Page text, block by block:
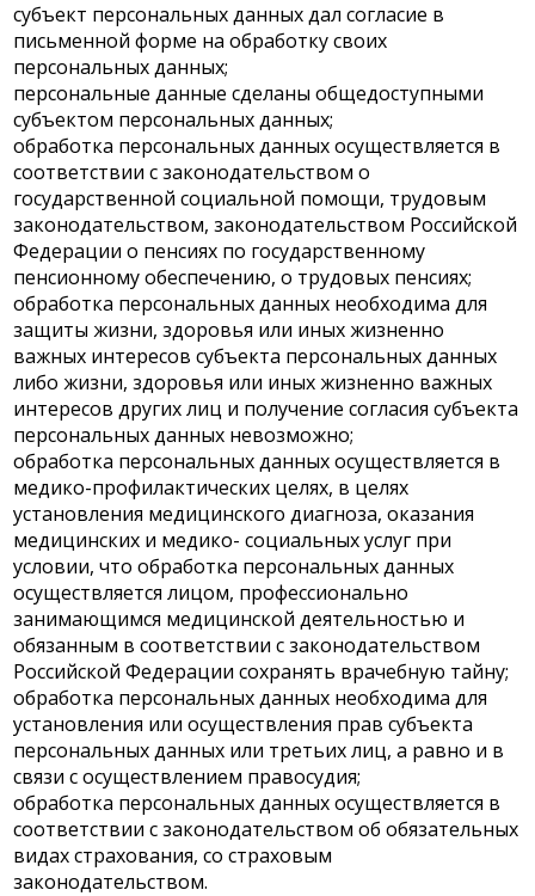
субъект персональных данных дал согласие в
письменной форме на обработку своих
персональных данных;
персональные данные сделаны общедоступными
субъектом персональных данных;
обработка персональных данных осуществляется в
соответствии с законодательством о
государственной социальной помощи, трудовым
законодательством, законодательством Российской
Федерации о пенсиях по государственному
пенсионному обеспечению, о трудовых пенсиях;
обработка персональных данных необходима для
защиты жизни, здоровья или иных жизненно
важных интересов субъекта персональных данных
либо жизни, здоровья или иных жизненно важных
интересов других лиц и получение согласия субъекта
персональных данных невозможно;
обработка персональных данных осуществляется в
медико-профилактических целях, в целях
установления медицинского диагноза, оказания
медицинских и медико- социальных услуг при
условии, что обработка персональных данных
осуществляется лицом, профессионально
занимающимся медицинской деятельностью и
обязанным в соответствии с законодательством
Российской Федерации сохранять врачебную тайну;
обработка персональных данных необходима для
установления или осуществления прав субъекта
персональных данных или третьих лиц, а равно и в
связи с осуществлением правосудия;
обработка персональных данных осуществляется в
соответствии с законодательством об обязательных
видах страхования, со страховым
законодательством.